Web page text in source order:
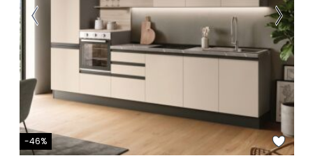
-46%